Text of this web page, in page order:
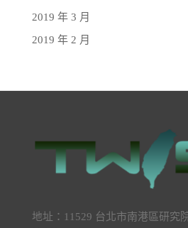
2019 年 3 月
2019 年 2 月
地址：11529 台北市南港區研究